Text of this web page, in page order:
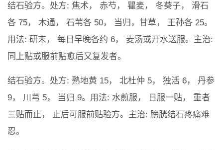
结石验方。处方: 焦术， 赤芍， 瞿麦， 冬葵子， 滑石
各 75， 木通， 石苇各 50， 当归，甘草， 王孙各 25。
用法: 研末， 每日早晚各约 6， 麦汤或开水送服。主治:
同上贴或服前贴愈后又复发者。
结石验方。处方: 熟地黄 15， 北杜仲 5， 独活 6， 丹参
9， 川芎 5， 当归 9。用法: 水煎服， 日服一贴， 重者
三贴而止， 止后可服前贴验方。主治: 膀胱结石疼痛难
忍。